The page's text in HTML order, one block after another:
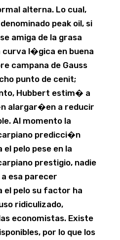
alterna. Lo cual,
peak oil, si
amiga de la grasa
l�gica en buena
campana de Gauss
punto de cenit;
Hubbert estim� a
alargar�en a reducir
Al momento la
predicci�n
el pelo pese en la
prestigio, nadie
esa parecer
el pelo su factor ha
ridiculizado,
economistas. Existe
por lo que los